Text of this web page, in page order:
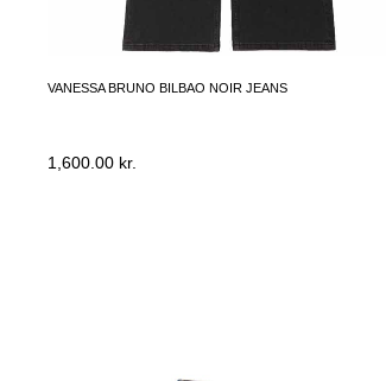
VANESSA BRUNO BILBAO NOIR JEANS
1,600.00 kr.